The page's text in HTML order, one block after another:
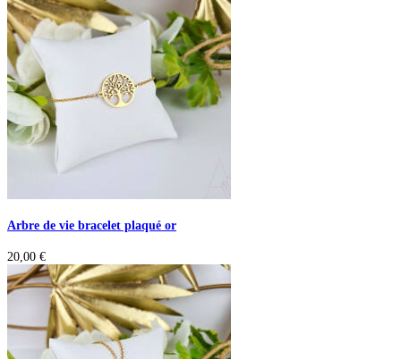
Arbre de vie bracelet plaqué or
20,00 €